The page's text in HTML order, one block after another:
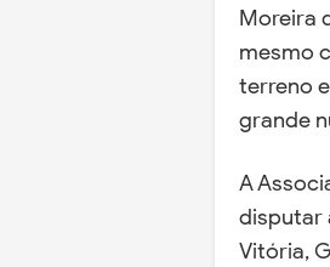
Moreira
mesmo
terreno
grande
A
disputar
Vitória,